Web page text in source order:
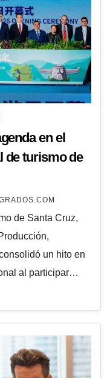
en el
de turismo de
de Santa Cruz,
un hito en
al participar…